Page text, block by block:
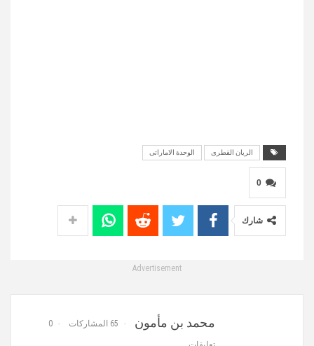
الريان القطرى الوحدة الاماراتى
0
شارك
Advertisement
محمد بن مأمون 65 المشاركات 0